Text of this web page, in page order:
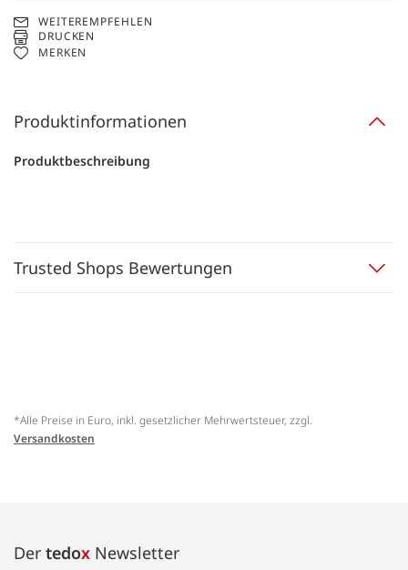
WEITEREMPFEHLEN
DRUCKEN
MERKEN
Produktinformationen
Produktbeschreibung
Trusted Shops Bewertungen
*Alle Preise in Euro, inkl. gesetzlicher Mehrwertsteuer, zzgl.
Versandkosten
Der tedox Newsletter